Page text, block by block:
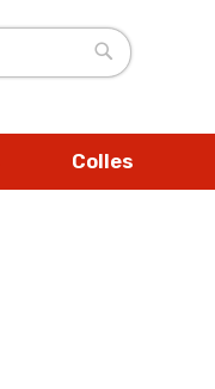
Rechercher
Colles